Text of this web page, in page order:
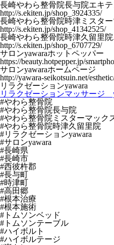
長崎やわら整骨院長与院エキテ
http://s.ekiten.jp/shop_3924335/
長崎やわら整骨院時津ミスタ
http://s.ekiten.jp/shop_41342525/
長崎やわら整骨院時津久留里
http://s.ekiten.jp/shop_6707729/
サロンyawaraホットペッパー
https://beauty.hotpepper.jp/
サロンyawaraホームページ
http://yawara-seikotsuin.net/
リラクゼーションyawara
リラクゼーションマッサージ
#やわら整骨院
#やわら整骨院長与院
#やわら整骨院ミスターマック
#やわら整骨院時津久留里院
#リラクゼーションyawara
#サロンyawara
#長崎県
#長崎市
#西彼杵郡
#長与町
#時津町
#高田郷
#根本治療
#根本施術
#トムソンベッド
#トムソンテーブル
#ハイボルト
#ハイボルテージ